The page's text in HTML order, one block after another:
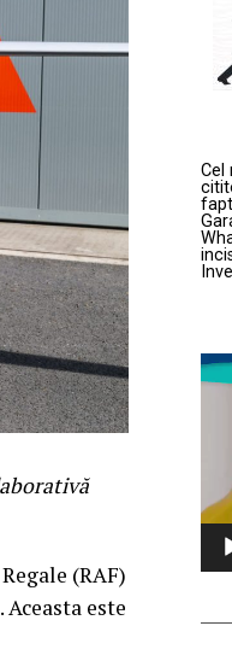
(RAF)
este
Cel
video